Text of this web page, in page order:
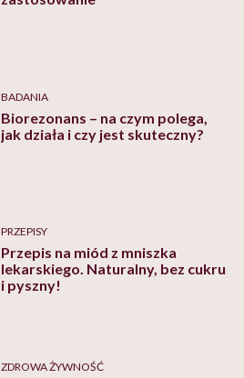
BADANIA
Biorezonans – na czym polega,
jak działa i czy jest skuteczny?
PRZEPISY
Przepis na miód z mniszka
lekarskiego. Naturalny, bez cukru
i pyszny!
ZDROWA ŻYWNOŚĆ